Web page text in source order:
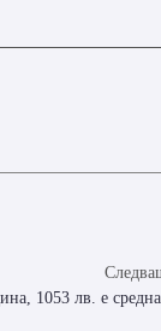
1053 лв. е